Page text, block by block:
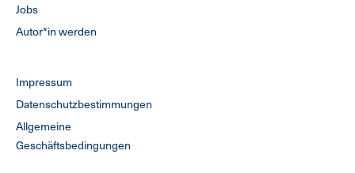
Jobs
Autor*in werden
Impressum
Datenschutzbestimmungen
Allgemeine
Geschäftsbedingungen